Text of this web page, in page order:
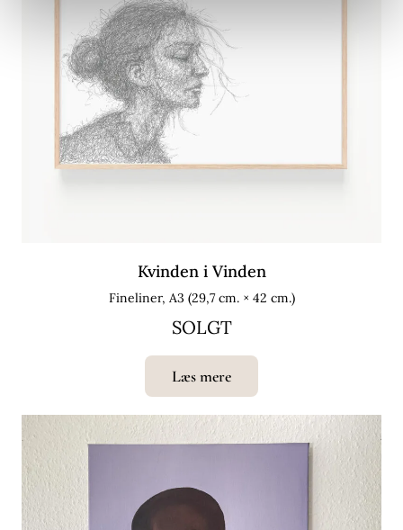
Kvinden i Vinden
Fineliner, A3 (29,7 cm. × 42 cm.)
SOLGT
Læs mere